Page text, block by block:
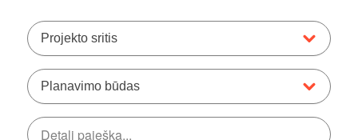
Projekto sritis
Planavimo būdas